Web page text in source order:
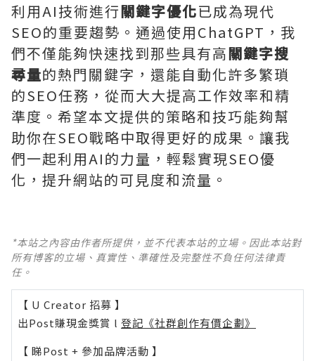
利用AI技術進行關鍵字優化已成為現代
SEO的重要趨勢。通過使用ChatGPT，我
們不僅能夠快速找到那些具有高關鍵字搜
尋量的熱門關鍵字，還能自動化許多繁瑣
的SEO任務，從而大大提高工作效率和精
準度。希望本文提供的策略和技巧能夠幫
助你在SEO戰略中取得更好的成果。讓我
們一起利用AI的力量，輕鬆實現SEO優
化，提升網站的可見度和流量。
*本站之內容由作者所提供，並不代表本站的立場。因此本站對
所有博客的立場、真實性、準確性及完整性不負任何法律責
任。
【 U Creator 招募 】
出Post賺現金獎賞 l 登記《社群創作有價企劃》
【 睇Post + 參加品牌活動 】